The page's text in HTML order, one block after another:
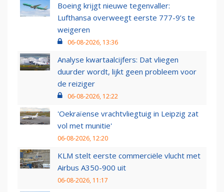
Boeing krijgt nieuwe tegenvaller:
Lufthansa overweegt eerste 777-9’s te
weigeren
06-08-2026, 13:36
Analyse kwartaalcijfers: Dat vliegen
duurder wordt, lijkt geen probleem voor
de reiziger
06-08-2026, 12:22
'Oekraïense vrachtvliegtuig in Leipzig zat
vol met munitie'
06-08-2026, 12:20
KLM stelt eerste commerciële vlucht met
Airbus A350-900 uit
06-08-2026, 11:17